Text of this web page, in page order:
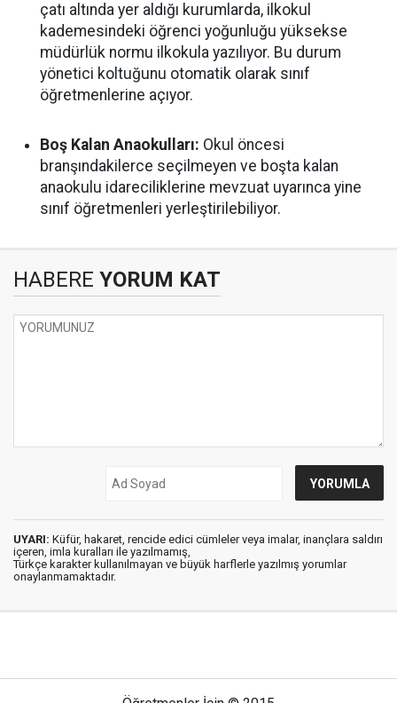
çatı altında yer aldığı kurumlarda, ilkokul
kademesindeki öğrenci yoğunluğu yüksekse
müdürlük normu ilkokula yazılıyor. Bu durum
yönetici koltuğunu otomatik olarak sınıf
öğretmenlerine açıyor.
Boş Kalan Anaokulları: Okul öncesi
branşındakilerce seçilmeyen ve boşta kalan
anaokulu idareciliklerine mevzuat uyarınca yine
sınıf öğretmenleri yerleştirilebiliyor.
HABERE YORUM KAT
UYARI: Küfür, hakaret, rencide edici cümleler veya imalar, inançlara saldırı
içeren, imla kuralları ile yazılmamış,
Türkçe karakter kullanılmayan ve büyük harflerle yazılmış yorumlar
onaylanmamaktadır.